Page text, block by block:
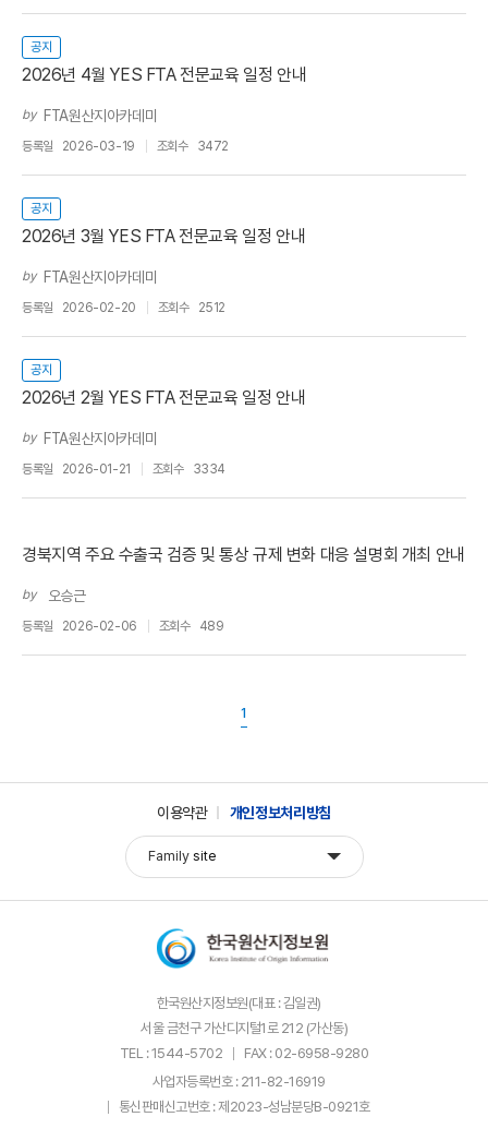
공지
2026년 4월 YES FTA 전문교육 일정 안내
by FTA원산지아카데미
등록일 2026-03-19 조회수 3472
공지
2026년 3월 YES FTA 전문교육 일정 안내
by FTA원산지아카데미
등록일 2026-02-20 조회수 2512
공지
2026년 2월 YES FTA 전문교육 일정 안내
by FTA원산지아카데미
등록일 2026-01-21 조회수 3334
경북지역 주요 수출국 검증 및 통상 규제 변화 대응 설명회 개최 안내
by 오승근
등록일 2026-02-06 조회수 489
1
이용약관 개인정보처리방침
Family site
한국원산지정보원(대표 : 김일권)
서울 금천구 가산디지털1로 212 (가산동)
TEL : 1544-5702
FAX : 02-6958-9280
사업자등록번호 : 211-82-16919
통신판매신고번호 : 제2023-성남분당B-0921호